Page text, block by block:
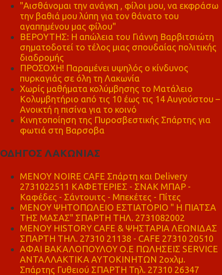
"Αισθάνομαι την ανάγκη , φίλοι μου, να εκφράσω
την βαθιά μου λύπη για τον θάνατο του
αγαπημένου μας φίλου"
ΒΕΡΟΥΤΗΣ: Η απώλεια του Γιάννη Βαρβιτσιώτη
σηματοδοτεί το τέλος μιας σπουδαίας πολιτικής
διαδρομής
ΠΡΟΣΟΧΗ! Παραμένει υψηλός ο κίνδυνος
πυρκαγιάς σε όλη τη Λακωνία
Χωρίς μαθήματα κολύμβησης το Ματάλειο
Κολυμβητήριο από τις 10 έως τις 14 Αυγούστου –
Ανοικτή η πισίνα για το κοινό
Κινητοποίηση της Πυροσβεστικής Σπάρτης για
φωτιά στη Βαρσοβα
ΟΔΗΓΟΣ ΛΑΚΩΝΙΑΣ
MENOY NOIRE CAFE Σπάρτη και Delivery
2731022511 ΚΑΦΕΤΕΡΙΕΣ - ΣΝΑΚ ΜΠΑΡ -
Καφέδες - Σάντουιτς - Μπεκέτες - Πίτες
ΜΕΝΟΥ ΨΗΤΟΠΩΛΕΙΟ ΕΣΤΙΑΤΟΡΙΟ " Η ΠΙΑΤΣΑ
ΤΗΣ ΜΑΣΑΣ" ΣΠΑΡΤΗ ΤΗΛ. 2731082002
ΜΕΝΟΥ HISTORY CAFE & ΨΗΣΤΑΡΙΑ ΛΕΩΝΙΔΑΣ
ΣΠΑΡΤΗ ΤΗΛ. 27310 21138 - CAFE 27310 20510
ΑΦΑΙ ΒΑΚΑΛΟΠΟΥΛΟΥ Ο.Ε ΠΩΛΗΣΕΙΣ SERVICE
ΑΝΤΑΛΛΑΚΤΙΚΑ ΑΥΤΟΚΙΝΗΤΩΝ 2οχλμ.
Σπάρτης Γυθειού ΣΠΑΡΤΗ Τηλ. 27310 26347